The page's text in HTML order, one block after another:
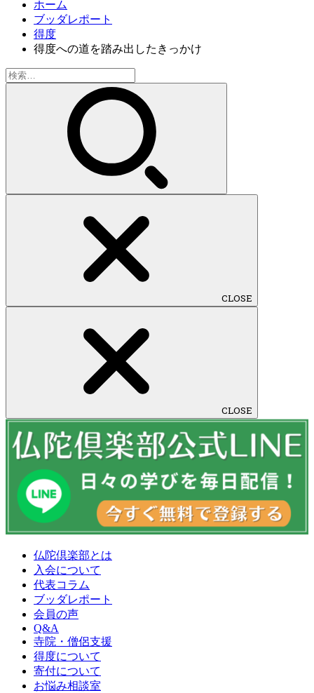
ホーム
ブッダレポート
得度
得度への道を踏み出したきっかけ
検
索:
CLOSE
CLOSE
仏陀倶楽部とは
入会について
代表コラム
ブッダレポート
会員の声
Q&A
寺院・僧侶支援
得度について
寄付について
お悩み相談室